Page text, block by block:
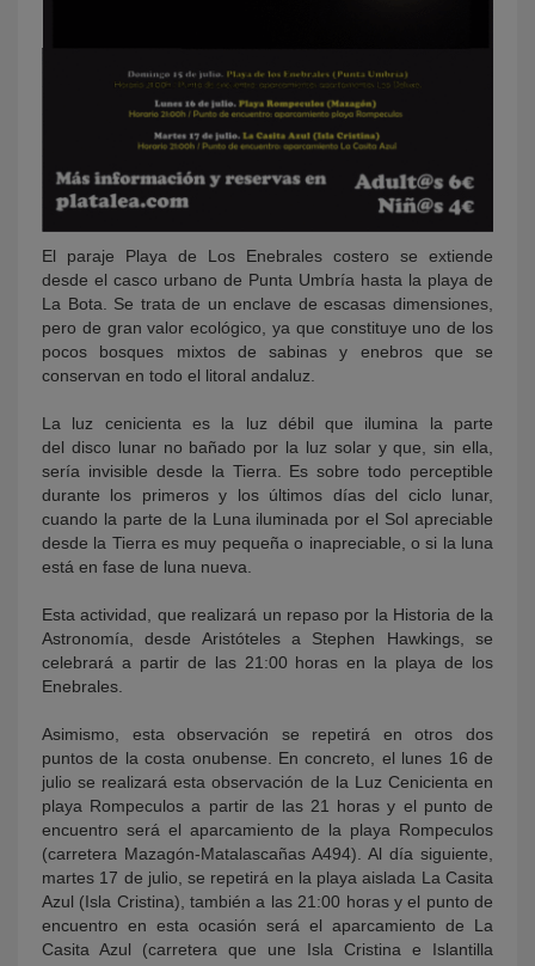
El paraje Playa de Los Enebrales costero se extiende
desde el casco urbano de Punta Umbría hasta la playa de
La Bota. Se trata de un enclave de escasas dimensiones,
pero de gran valor ecológico, ya que constituye uno de los
pocos bosques mixtos de sabinas y enebros que se
conservan en todo el litoral andaluz.
La luz cenicienta es la luz débil que ilumina la parte
del disco lunar no bañado por la luz solar y que, sin ella,
sería invisible desde la Tierra. Es sobre todo perceptible
durante los primeros y los últimos días del ciclo lunar,
cuando la parte de la Luna iluminada por el Sol apreciable
desde la Tierra es muy pequeña o inapreciable, o si la luna
está en fase de luna nueva.
Esta actividad, que realizará un repaso por la Historia de la
Astronomía, desde Aristóteles a Stephen Hawkings, se
celebrará a partir de las 21:00 horas en la playa de los
Enebrales.
Asimismo, esta observación se repetirá en otros dos
puntos de la costa onubense. En concreto, el lunes 16 de
julio se realizará esta observación de la Luz Cenicienta en
playa Rompeculos a partir de las 21 horas y el punto de
encuentro será el aparcamiento de la playa Rompeculos
(carretera Mazagón-Matalascañas A494). Al día siguiente,
martes 17 de julio, se repetirá en la playa aislada La Casita
Azul (Isla Cristina), también a las 21:00 horas y el punto de
encuentro en esta ocasión será el aparcamiento de La
Casita Azul (carretera que une Isla Cristina e Islantilla